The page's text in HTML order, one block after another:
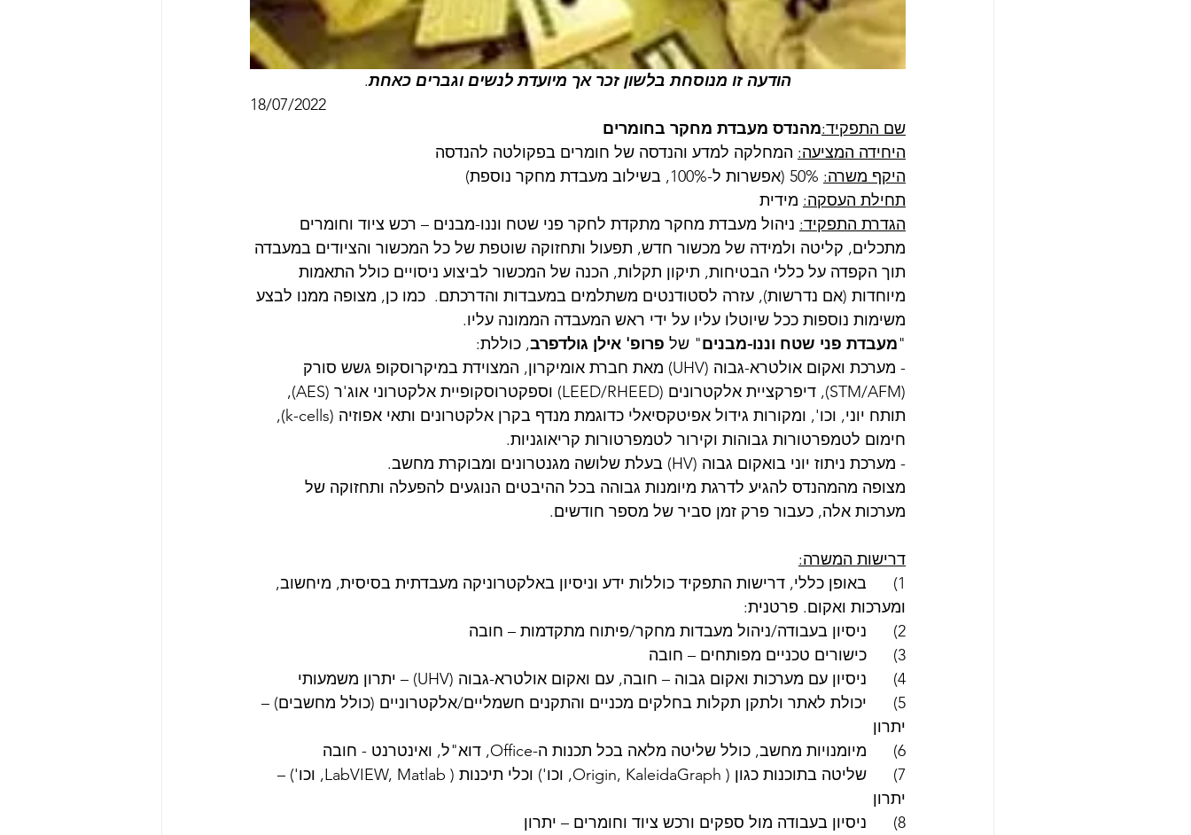
הודעה זו מנוסחת בלשון זכר אך מיועדת לנשים וגברים כאחת.
18/07/2022
שם התפקיד:מהנדס מעבדת מחקר בחומרים
היחידה המציעה: המחלקה למדע והנדסה של חומרים בפקולטה להנדסה
היקף משרה:
תחילת העסקה: מידית
הגדרת התפקיד: ניהול מעבדת מחקר מתקדת לחקר פני שטח וננו-מבנים – רכש ציוד וחומרים
מתכלים, קליטה ולמידה של מכשור חדש, תפעול ותחזוקה שוטפת של כל המכשור והציודים במעבדה
תוך הקפדה על כללי הבטיחות, תיקון תקלות, הכנה של המכשור לביצוע ניסויים כולל התאמות
מיוחדות (אם נדרשות), עזרה לסטודנטים משתלמים במעבדות והדרכתם.  כמו כן, מצופה ממנו לבצע
משימות נוספות ככל שיוטלו עליו על ידי ראש המעבדה הממונה עליו.
"מעבדת פני שטח וננו-מבנים" של פרופ' אילן גולדפרב, כוללת:
- מערכת ואקום אולטרא-גבוה (UHV) מאת חברת אומיקרון, המצוידת במיקרוסקופ גשש סורק
(STM/AFM), דיפרקציית אלקטרונים (LEED/RHEED) וספקטרוסקופיית אלקטרוני אוג'ר (AES),
תותח יוני, וכו', ומקורות גידול אפיטקסיאלי כדוגמת מנדף בקרן אלקטרונים ותאי אפוזיה (k-cells),
חימום לטמפרטורות גבוהות וקירור לטמפרטורות קריאוגניות.
- מערכת ניתוז יוני בואקום גבוה (HV) בעלת שלושה מגנטרונים ומבוקרת מחשב.
מצופה מהמהנדס להגיע לדרגת מיומנות גבוהה בכל ההיבטים הנוגעים להפעלה ותחזוקה של
מערכות אלה, כעבור פרק זמן סביר של מספר חודשים.
דרישות המשרה:
1)      באופן כללי, דרישות התפקיד כוללות ידע וניסיון באלקטרוניקה מעבדתית בסיסית, מיחשוב,
ומערכות ואקום. פרטנית:
2)      ניסיון בעבודה/ניהול מעבדות מחקר/פיתוח מתקדמות – חובה
3)      כישורים טכניים מפותחים – חובה
4)      ניסיון עם מערכות ואקום גבוה – חובה, עם ואקום אולטרא-גבוה (UHV) – יתרון משמעותי
5)      יכולת לאתר ולתקן תקלות בחלקים מכניים והתקנים חשמליים/אלקטרוניים (כולל מחשבים) –
יתרון
6)      מיומנויות מחשב, כולל שליטה מלאה בכל תכנות ה-Office, דוא"ל, ואינטרנט - חובה
7)      שליטה בתוכנות כגון ( Origin, KaleidaGraph, וכו') וכלי תיכנות ( LabVIEW, Matlab, וכו') –
יתרון
8)      ניסיון בעבודה מול ספקים ורכש ציוד וחומרים – יתרון